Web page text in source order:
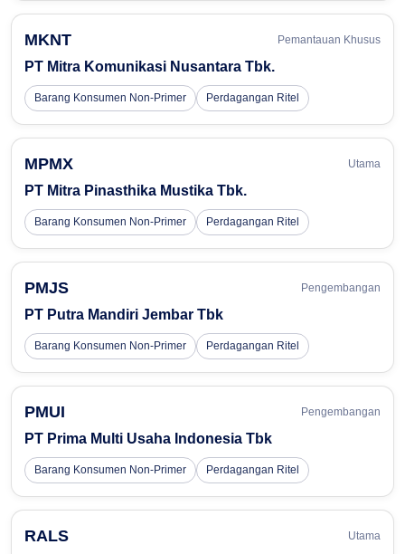
MKNT Pemantauan Khusus
PT Mitra Komunikasi Nusantara Tbk.
Barang Konsumen Non-Primer Perdagangan Ritel
MPMX Utama
PT Mitra Pinasthika Mustika Tbk.
Barang Konsumen Non-Primer Perdagangan Ritel
PMJS Pengembangan
PT Putra Mandiri Jembar Tbk
Barang Konsumen Non-Primer Perdagangan Ritel
PMUI Pengembangan
PT Prima Multi Usaha Indonesia Tbk
Barang Konsumen Non-Primer Perdagangan Ritel
RALS Utama